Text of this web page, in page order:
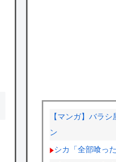
【マンガ】バラ
ン
シカ「全部喰っ